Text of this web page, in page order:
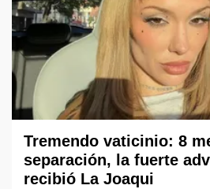
Tremendo vaticinio: 8
separación, la fuerte
recibió La Joaqui